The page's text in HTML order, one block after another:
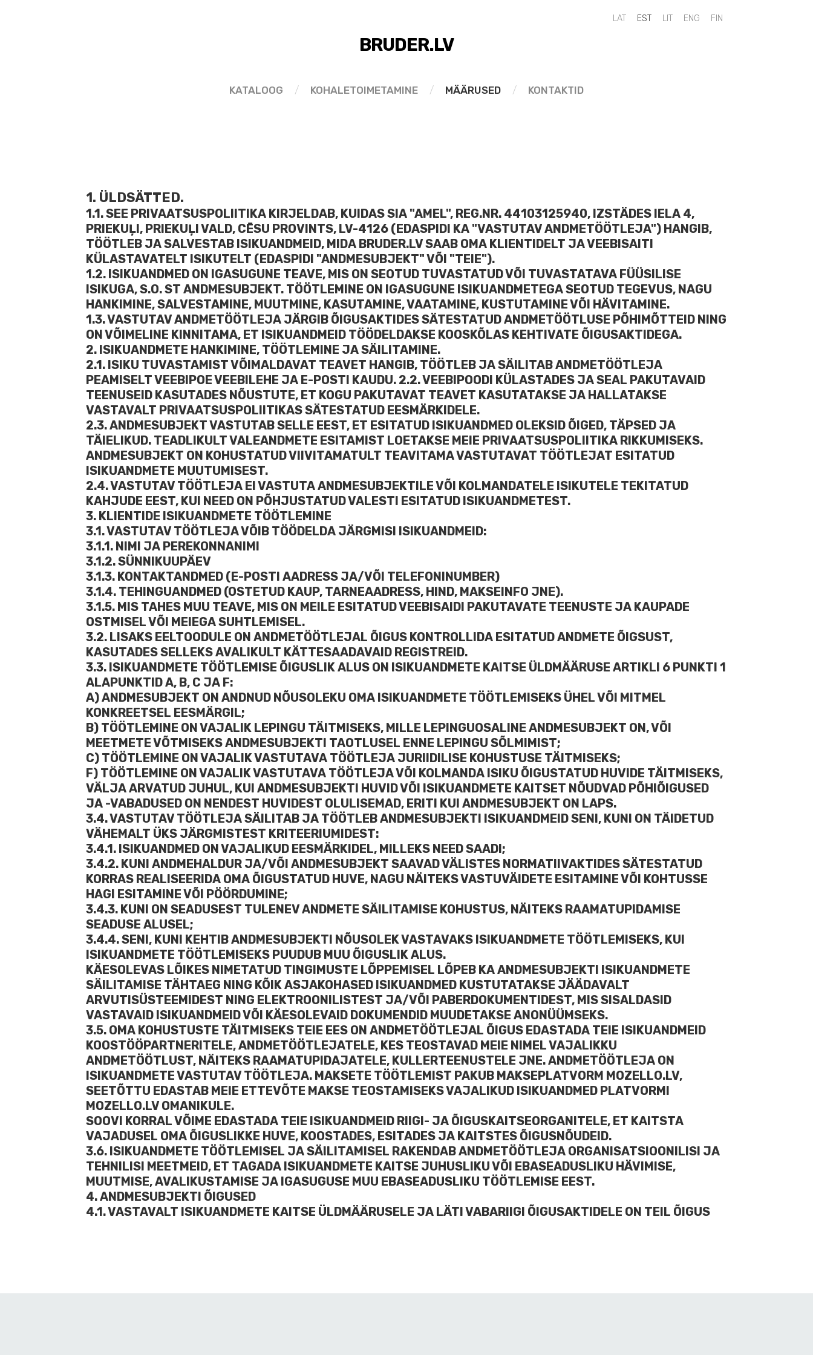
BRUDER.LV
KATALOOG KOHALETOIMETAMINE MÄÄRUSED KONTAKTID
LAT EST LIT ENG FIN
1. ÜLDSÄTTED.
1.1. SEE PRIVAATSUSPOLIITIKA KIRJELDAB, KUIDAS SIA "AMEL", REG.NR. 44103125940, IZSTÄDES IELA 4,
PRIEKUĻI, PRIEKUĻI VALD, CĒSU PROVINTS, LV-4126 (EDASPIDI KA "VASTUTAV ANDMETÖÖTLEJA") HANGIB,
TÖÖTLEB JA SALVESTAB ISIKUANDMEID, MIDA BRUDER.LV SAAB OMA KLIENTIDELT JA VEEBISAITI
KÜLASTAVATELT ISIKUTELT (EDASPIDI "ANDMESUBJEKT" VÕI "TEIE").
1.2. ISIKUANDMED ON IGASUGUNE TEAVE, MIS ON SEOTUD TUVASTATUD VÕI TUVASTATAVA FÜÜSILISE
ISIKUGA, S.O. ST ANDMESUBJEKT. TÖÖTLEMINE ON IGASUGUNE ISIKUANDMETEGA SEOTUD TEGEVUS, NAGU
HANKIMINE, SALVESTAMINE, MUUTMINE, KASUTAMINE, VAATAMINE, KUSTUTAMINE VÕI HÄVITAMINE.
1.3. VASTUTAV ANDMETÖÖTLEJA JÄRGIB ÕIGUSAKTIDES SÄTESTATUD ANDMETÖÖTLUSE PÕHIMÕTTEID NING
ON VÕIMELINE KINNITAMA, ET ISIKUANDMEID TÖÖDELDAKSE KOOSKÕLAS KEHTIVATE ÕIGUSAKTIDEGA.
2. ISIKUANDMETE HANKIMINE, TÖÖTLEMINE JA SÄILITAMINE.
2.1. ISIKU TUVASTAMIST VÕIMALDAVAT TEAVET HANGIB, TÖÖTLEB JA SÄILITAB ANDMETÖÖTLEJA
PEAMISELT VEEBIPOE VEEBILEHE JA E-POSTI KAUDU. 2.2. VEEBIPOODI KÜLASTADES JA SEAL PAKUTAVAID
TEENUSEID KASUTADES NÕUSTUTE, ET KOGU PAKUTAVAT TEAVET KASUTATAKSE JA HALLATAKSE
VASTAVALT PRIVAATSUSPOLIITIKAS SÄTESTATUD EESMÄRKIDELE.
2.3. ANDMESUBJEKT VASTUTAB SELLE EEST, ET ESITATUD ISIKUANDMED OLEKSID ÕIGED, TÄPSED JA
TÄIELIKUD. TEADLIKULT VALEANDMETE ESITAMIST LOETAKSE MEIE PRIVAATSUSPOLIITIKA RIKKUMISEKS.
ANDMESUBJEKT ON KOHUSTATUD VIIVITAMATULT TEAVITAMA VASTUTAVAT TÖÖTLEJAT ESITATUD
ISIKUANDMETE MUUTUMISEST.
2.4. VASTUTAV TÖÖTLEJA EI VASTUTA ANDMESUBJEKTILE VÕI KOLMANDATELE ISIKUTELE TEKITATUD
KAHJUDE EEST, KUI NEED ON PÕHJUSTATUD VALESTI ESITATUD ISIKUANDMETEST.
3. KLIENTIDE ISIKUANDMETE TÖÖTLEMINE
3.1. VASTUTAV TÖÖTLEJA VÕIB TÖÖDELDA JÄRGMISI ISIKUANDMEID:
3.1.1. NIMI JA PEREKONNANIMI
3.1.2. SÜNNIKUUPÄEV
3.1.3. KONTAKTANDMED (E-POSTI AADRESS JA/VÕI TELEFONINUMBER)
3.1.4. TEHINGUANDMED (OSTETUD KAUP, TARNEAADRESS, HIND, MAKSEINFO JNE).
3.1.5. MIS TAHES MUU TEAVE, MIS ON MEILE ESITATUD VEEBISAIDI PAKUTAVATE TEENUSTE JA KAUPADE
OSTMISEL VÕI MEIEGA SUHTLEMISEL.
3.2. LISAKS EELTOODULE ON ANDMETÖÖTLEJAL ÕIGUS KONTROLLIDA ESITATUD ANDMETE ÕIGSUST,
KASUTADES SELLEKS AVALIKULT KÄTTESAADAVAID REGISTREID.
3.3. ISIKUANDMETE TÖÖTLEMISE ÕIGUSLIK ALUS ON ISIKUANDMETE KAITSE ÜLDMÄÄRUSE ARTIKLI 6 PUNKTI 1
ALAPUNKTID A, B, C JA F:
A) ANDMESUBJEKT ON ANDNUD NÕUSOLEKU OMA ISIKUANDMETE TÖÖTLEMISEKS ÜHEL VÕI MITMEL
KONKREETSEL EESMÄRGIL;
B) TÖÖTLEMINE ON VAJALIK LEPINGU TÄITMISEKS, MILLE LEPINGUOSALINE ANDMESUBJEKT ON, VÕI
MEETMETE VÕTMISEKS ANDMESUBJEKTI TAOTLUSEL ENNE LEPINGU SÕLMIMIST;
C) TÖÖTLEMINE ON VAJALIK VASTUTAVA TÖÖTLEJA JURIIDILISE KOHUSTUSE TÄITMISEKS;
F) TÖÖTLEMINE ON VAJALIK VASTUTAVA TÖÖTLEJA VÕI KOLMANDA ISIKU ÕIGUSTATUD HUVIDE TÄITMISEKS,
VÄLJA ARVATUD JUHUL, KUI ANDMESUBJEKTI HUVID VÕI ISIKUANDMETE KAITSET NÕUDVAD PÕHIÕIGUSED
JA -VABADUSED ON NENDEST HUVIDEST OLULISEMAD, ERITI KUI ANDMESUBJEKT ON LAPS.
3.4. VASTUTAV TÖÖTLEJA SÄILITAB JA TÖÖTLEB ANDMESUBJEKTI ISIKUANDMEID SENI, KUNI ON TÄIDETUD
VÄHEMALT ÜKS JÄRGMISTEST KRITEERIUMIDEST:
3.4.1. ISIKUANDMED ON VAJALIKUD EESMÄRKIDEL, MILLEKS NEED SAADI;
3.4.2. KUNI ANDMEHALDUR JA/VÕI ANDMESUBJEKT SAAVAD VÄLISTES NORMATIIVAKTIDES SÄTESTATUD
KORRAS REALISEERIDA OMA ÕIGUSTATUD HUVE, NAGU NÄITEKS VASTUVÄIDETE ESITAMINE VÕI KOHTUSSE
HAGI ESITAMINE VÕI PÖÖRDUMINE;
3.4.3. KUNI ON SEADUSEST TULENEV ANDMETE SÄILITAMISE KOHUSTUS, NÄITEKS RAAMATUPIDAMISE
SEADUSE ALUSEL;
3.4.4. SENI, KUNI KEHTIB ANDMESUBJEKTI NÕUSOLEK VASTAVAKS ISIKUANDMETE TÖÖTLEMISEKS, KUI
ISIKUANDMETE TÖÖTLEMISEKS PUUDUB MUU ÕIGUSLIK ALUS.
KÄESOLEVAS LÕIKES NIMETATUD TINGIMUSTE LÕPPEMISEL LÕPEB KA ANDMESUBJEKTI ISIKUANDMETE
SÄILITAMISE TÄHTAEG NING KÕIK ASJAKOHASED ISIKUANDMED KUSTUTATAKSE JÄÄDAVALT
ARVUTISÜSTEEMIDEST NING ELEKTROONILISTEST JA/VÕI PABERDOKUMENTIDEST, MIS SISALDASID
VASTAVAID ISIKUANDMEID VÕI KÄESOLEVAID DOKUMENDID MUUDETAKSE ANONÜÜMSEKS.
3.5. OMA KOHUSTUSTE TÄITMISEKS TEIE EES ON ANDMETÖÖTLEJAL ÕIGUS EDASTADA TEIE ISIKUANDMEID
KOOSTÖÖPARTNERITELE, ANDMETÖÖTLEJATELE, KES TEOSTAVAD MEIE NIMEL VAJALIKKU
ANDMETÖÖTLUST, NÄITEKS RAAMATUPIDAJATELE, KULLERTEENUSTELE JNE. ANDMETÖÖTLEJA ON
ISIKUANDMETE VASTUTAV TÖÖTLEJA. MAKSETE TÖÖTLEMIST PAKUB MAKSEPLATVORM MOZELLO.LV,
SEETÕTTU EDASTAB MEIE ETTEVÕTE MAKSE TEOSTAMISEKS VAJALIKUD ISIKUANDMED PLATVORMI
MOZELLO.LV OMANIKULE.
SOOVI KORRAL VÕIME EDASTADA TEIE ISIKUANDMEID RIIGI- JA ÕIGUSKAITSEORGANITELE, ET KAITSTA
VAJADUSEL OMA ÕIGUSLIKKE HUVE, KOOSTADES, ESITADES JA KAITSTES ÕIGUSNÕUDEID.
3.6. ISIKUANDMETE TÖÖTLEMISEL JA SÄILITAMISEL RAKENDAB ANDMETÖÖTLEJA ORGANISATSIOONILISI JA
TEHNILISI MEETMEID, ET TAGADA ISIKUANDMETE KAITSE JUHUSLIKU VÕI EBASEADUSLIKU HÄVIMISE,
MUUTMISE, AVALIKUSTAMISE JA IGASUGUSE MUU EBASEADUSLIKU TÖÖTLEMISE EEST.
4. ANDMESUBJEKTI ÕIGUSED
4.1. VASTAVALT ISIKUANDMETE KAITSE ÜLDMÄÄRUSELE JA LÄTI VABARIIGI ÕIGUSAKTIDELE ON TEIL ÕIGUS